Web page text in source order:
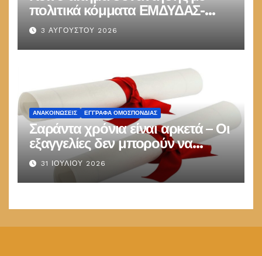
πολιτικά κόμματα ΕΜΔΥΔΑΣ-
ΠΟΜΗΤΕΔΥ
3 ΑΥΓΟΎΣΤΟΥ 2026
ΑΝΑΚΟΙΝΏΣΕΙΣ ΕΓΓΡΑΦΑ ΟΜΟΣΠΟΝΔΙΑΣ
Σαράντα χρόνια είναι αρκετά – Οι
εξαγγελίες δεν μπορούν να
παραμένουν στις καλένδες
31 ΙΟΥΛΊΟΥ 2026